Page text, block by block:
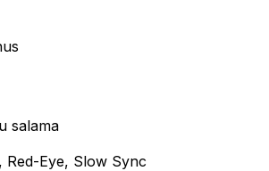
salama
Red-Eye, Slow Sync